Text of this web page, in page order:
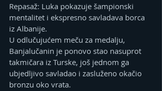
Repasaž: Luka pokazuje šampionski
mentalitet i ekspresno savladava borca
iz Albanije.
U odlučujućem meču za medalju,
Banjalučanin je ponovo stao nasuprot
takmičara iz Turske, još jednom ga
ubjedljivo savladao i zasluženo okačio
bronzu oko vrata.